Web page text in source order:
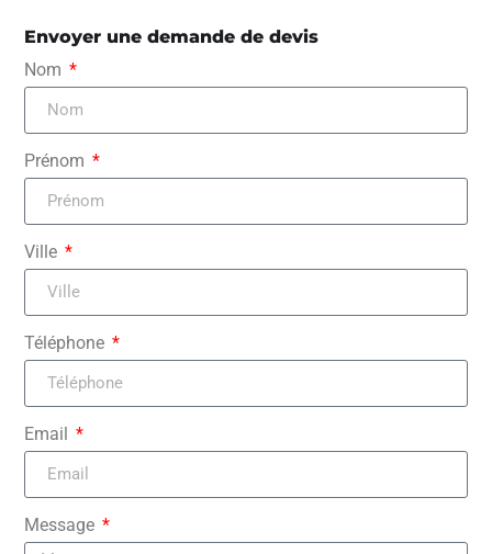
Envoyer une demande de devis
Nom
Prénom
Ville
Téléphone
Email
Message